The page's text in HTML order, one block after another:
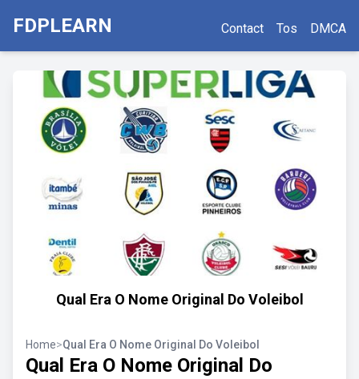
FDPLEARN Contact Tos DMCA
Qual Era O Nome Original Do Voleibol
Home>Qual Era O Nome Original Do Voleibol
Qual Era O Nome Original Do